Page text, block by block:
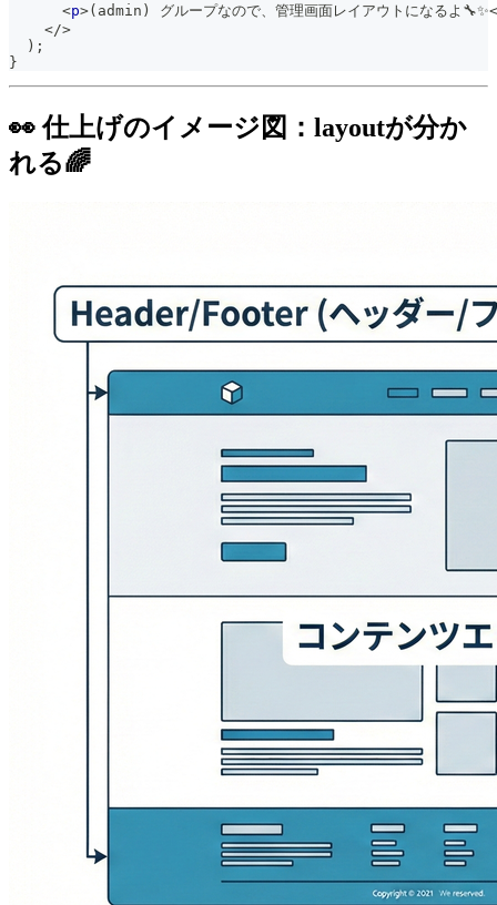
<p>(admin) グループなので、管理画面レイアウトになるよ🔧✨
</>
) ;
}
👀 仕上げのイメージ図：layoutが分か
れる🌈